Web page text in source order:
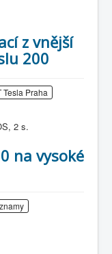
z vnější
200
Tesla Praha
2 s.
na vysoké